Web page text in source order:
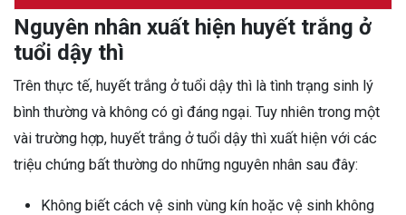
Nguyên nhân xuất hiện huyết trắng ở
tuổi dậy thì
Trên thực tế, huyết trắng ở tuổi dậy thì là tình trạng sinh lý
bình thường và không có gì đáng ngại. Tuy nhiên trong một
vài trường hợp, huyết trắng ở tuổi dậy thì xuất hiện với các
triệu chứng bất thường do những nguyên nhân sau đây:
Không biết cách vệ sinh vùng kín hoặc vệ sinh không